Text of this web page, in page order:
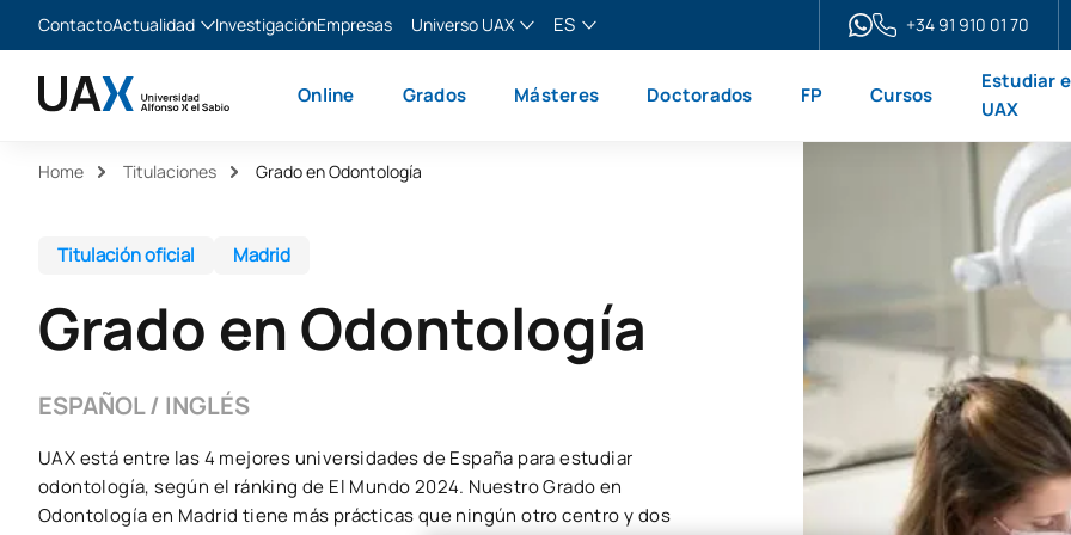
ContactoActualidad
Noticias
InvestigaciónEmpresas
Universo UAX
XTART
ES
English
+34 91 910 01 70
Online Grados Másteres Doctorados FP Cursos
Estudiar
UAX
Home Titulaciones Grado en Odontología
Titulación oficial Madrid
Grado en Odontología
ESPAÑOL / INGLÉS
UAX está entre las 4 mejores universidades de España para estudiar
odontología, según el ránking de El Mundo 2024. Nuestro Grado en
Odontología en Madrid tiene más prácticas que ningún otro centro y dos